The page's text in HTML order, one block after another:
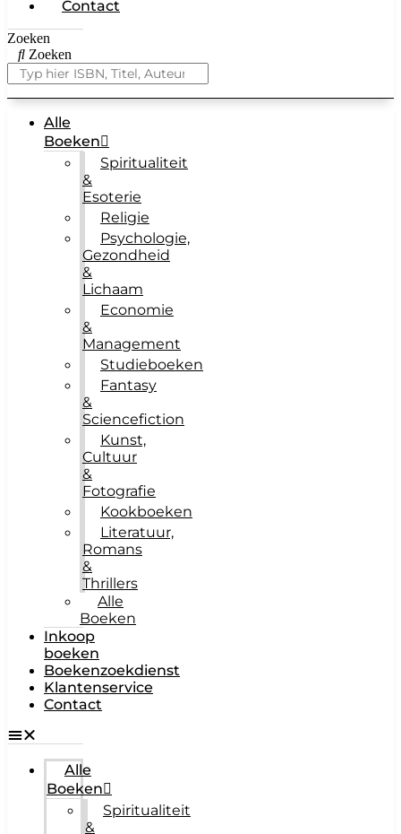
Contact
Zoeken
Zoeken
Alle
Boeken
Spiritualiteit
&
Esoterie
Religie
Psychologie,
Gezondheid
&
Lichaam
Economie
&
Management
Studieboeken
Fantasy
&
Sciencefiction
Kunst,
Cultuur
&
Fotografie
Kookboeken
Literatuur,
Romans
&
Thrillers
Alle
Boeken
Inkoop
boeken
Boekenzoekdienst
Klantenservice
Contact
Alle
Boeken
Spiritualiteit
&